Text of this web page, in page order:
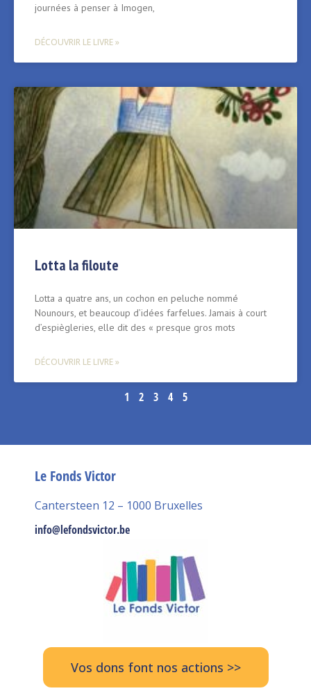
journées à penser à Imogen,
DÉCOUVRIR LE LIVRE »
Lotta la filoute
Lotta a quatre ans, un cochon en peluche nommé
Nounours, et beaucoup d’idées farfelues. Jamais à court
d’espiègleries, elle dit des « presque gros mots
DÉCOUVRIR LE LIVRE »
1 2 3 4 5
Le Fonds Victor
Cantersteen 12 – 1000 Bruxelles
info@lefondsvictor.be
Vos dons font nos actions >>